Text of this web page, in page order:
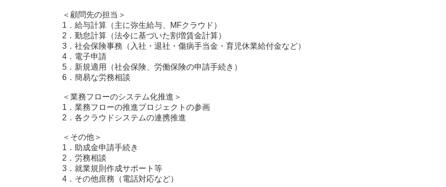
＜顧問先の担当＞
1．給与計算（主に弥生給与、MFクラウド）
2．勤怠計算（法令に基づいた割増賃金計算）
3．社会保険事務（入社・退社・傷病手当金・育児休業給付金など）
4．電子申請
5．新規適用（社会保険、労働保険の申請手続き）
6．簡易な労務相談
＜業務フローのシステム化推進＞
1．業務フローの推進プロジェクトの参画
2．各クラウドシステムの連携推進
＜その他＞
1．助成金申請手続き
2．労務相談
3．就業規則作成サポート等
4．その他庶務（電話対応など）